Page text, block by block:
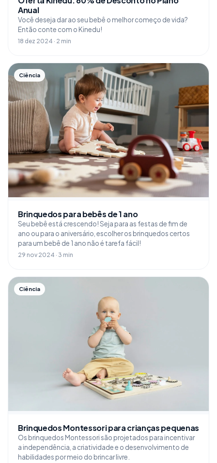
Anual
Você deseja dar ao seu bebê o melhor começo de vida?
Então conte com o Kinedu!
18 dez 2024 · 2 min
Ciência
Brinquedos para bebês de 1 ano
Seu bebê está crescendo! Seja para as festas de fim de
ano ou para o aniversário, escolher os brinquedos certos
para um bebê de 1 ano não é tarefa fácil!
29 nov 2024 · 3 min
Ciência
Brinquedos Montessori para crianças pequenas
Os brinquedos Montessori são projetados para incentivar
a independência, a criatividade e o desenvolvimento de
habilidades por meio do brincar livre.